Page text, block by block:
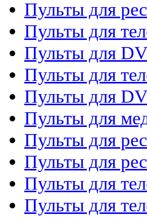
Пульты для
Пульты для
Пульты для
Пульты для
Пульты для
Пульты для
Пульты для
Пульты для
Пульты для
Пульты для